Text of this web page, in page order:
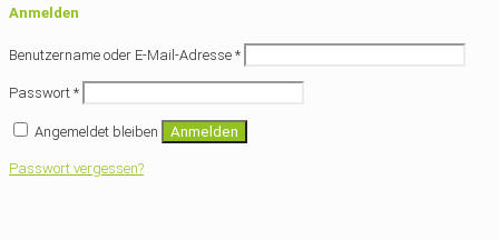
Anmelden
Benutzername oder E-Mail-Adresse *
Passwort *
Angemeldet bleiben Anmelden
Passwort vergessen?